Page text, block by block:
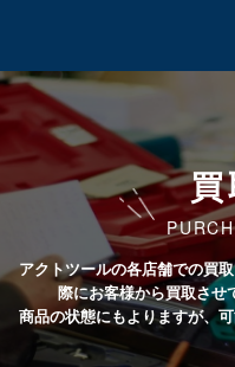
買
アクトツールの各店舗での買
際にお客様から買取させ
商品の状態にもよりますが、